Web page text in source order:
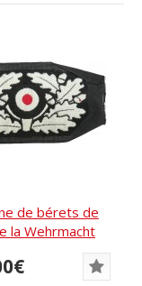
de bérets de
la Wehrmacht